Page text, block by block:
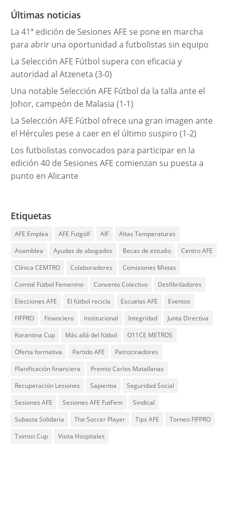
r
a
s
Últimas noticias
La 41ª edición de Sesiones AFE se pone en marcha
para abrir una oportunidad a futbolistas sin equipo
La Selección AFE Fútbol supera con eficacia y
autoridad al Atzeneta (3-0)
Una notable Selección AFE Fútbol da la talla ante el
Johor, campeón de Malasia (1-1)
La Selección AFE Fútbol ofrece una gran imagen ante
el Hércules pese a caer en el último suspiro (1-2)
Los futbolistas convocados para participar en la
edición 40 de Sesiones AFE comienzan su puesta a
punto en Alicante
Etiquetas
AFE Emplea AFE Futgolf AIF
Altas Temperaturas
Asamblea
Ayudas de abogados Becas de estudio
Centro AFE
Clínica CEMTRO
Colaboradores
Comisiones Mixtas
Comité Fútbol Femenino
Convenio Colectivo
Desfibriladores
Elecciones AFE
El fútbol recicla Escuelas AFE
Eventos
FIFPRO
Financiero Institucional Integridad
Junta Directiva
Korantina Cup
Más allá del fútbol
O11CE METROS
Oferta formativa
Partido AFE
Patrocinadores
Planificación financiera
Premio Carlos Matallanas
Recuperación Lesiones
Sapientia
Seguridad Social
Sesiones AFE
Sesiones AFE FutFem
Sindical
Subasta Solidaria
The Soccer Player Tips AFE
Torneo FIFPRO
Tximist Cup
Visita Hospitales